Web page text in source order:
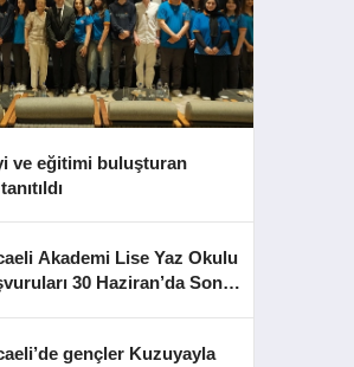
ve eğitimi buluşturan
Akademi Lise Yaz Okulu
30 Haziran’da Sona
gençler Kuzuyayla